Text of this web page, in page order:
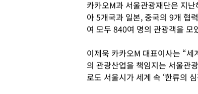
카카오M과 서울관광재단은 지
아 5개국과 일본, 중국의 9개 협
여 모두 840여 명의 관광객을 모
이제욱 카카오M 대표이사는 “
의 관광산업을 책임지는 서울관
로도 서울시가 세계 속 ‘한류의